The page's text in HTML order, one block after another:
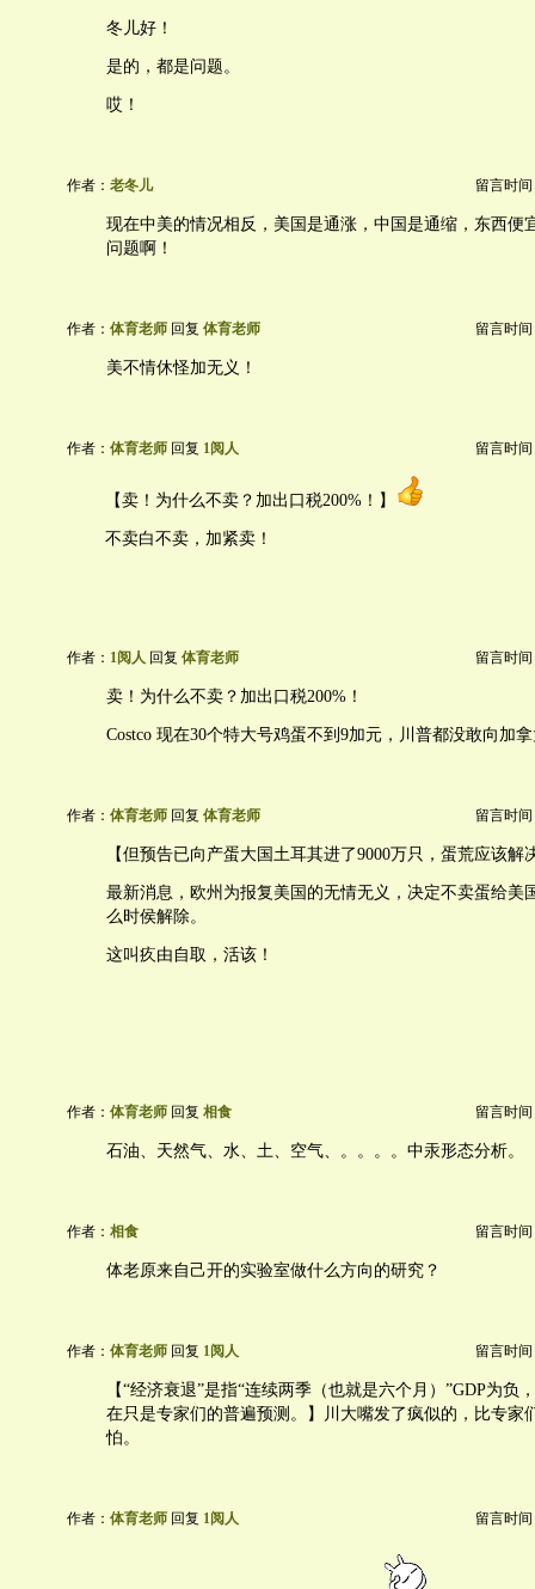
冬儿好！
是的，都是问题。
哎！
作者： 老冬儿 留言时间
现在中美的情况相反，美国是通涨，中国是通缩，东西便
问题啊！
作者： 体育老师 回复 体育老师 留言时间
美不情休怪加无义！
作者： 体育老师 回复 1阅人 留言时间
【卖！为什么不卖？加出口税200%！】
不卖白不卖，加紧卖！
作者： 1阅人 回复 体育老师 留言时间
卖！为什么不卖？加出口税200%！
Costco 现在30个特大号鸡蛋不到9加元，川普都没敢向加
作者： 体育老师 回复 体育老师 留言时间
【但预告已向产蛋大国土耳其进了9000万只，蛋荒应该解
最新消息，欧州为报复美国的无情无义，决定不卖蛋给美
么时侯解除。
这叫疚由自取，活该！
作者： 体育老师 回复 相食 留言时间
石油、天然气、水、土、空气、。。。。中汞形态分析。
作者： 相食 留言时间
体老原来自己开的实验室做什么方向的研究？
作者： 体育老师 回复 1阅人 留言时间
【“经济衰退”是指“连续两季（也就是六个月）”GDP为负
在只是专家们的普遍预测。】川大嘴发了疯似的，比专家
怕。
作者： 体育老师 回复 1阅人 留言时间